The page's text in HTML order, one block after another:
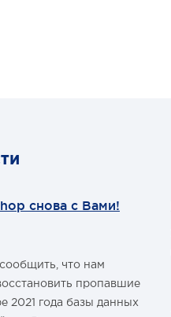
снова с Вами!
что нам
пропавшие
2021 года базы данных